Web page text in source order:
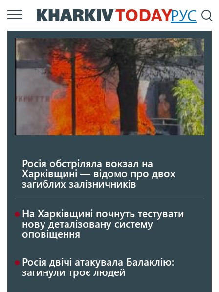
Перейти
до
вмісту
РУС
Росія обстріляла вокзал на
Харківщині — відомо про двох
загиблих залізничників
На Харківщині почнуть тестувати
нову деталізовану систему
оповіщення
Росія двічі атакувала Балаклію:
загинули троє людей